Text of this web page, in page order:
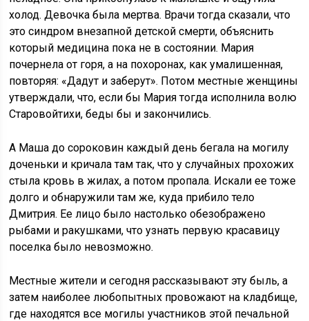
холод. Девочка была мертва. Врачи тогда сказали, что
это синдром внезапной детской смерти, объяснить
который медицина пока не в состоянии. Мария
почернела от горя, а на похоронах, как умалишенная,
повторяя: «Дадут и заберут». Потом местные женщины
утверждали, что, если бы Мария тогда исполнила волю
Старовойтихи, беды бы и закончились.
А Маша до сороковин каждый день бегала на могилу
доченьки и кричала там так, что у случайных прохожих
стыла кровь в жилах, а потом пропала. Искали ее тоже
долго и обнаружили там же, куда прибило тело
Дмитрия. Ее лицо было настолько обезображено
рыбами и ракушками, что узнать первую красавицу
поселка было невозможно.
Местные жители и сегодня рассказывают эту быль, а
затем наиболее любопытных провожают на кладбище,
где находятся все могилы участников этой печальной